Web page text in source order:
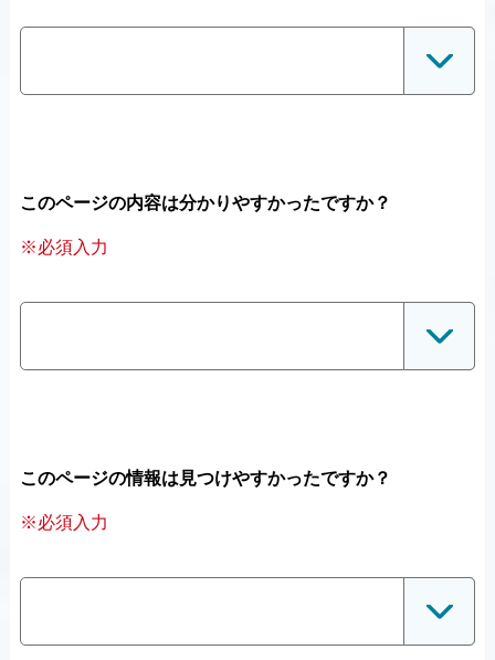
このページの内容は分かりやすかったですか？
※必須入力
このページの情報は見つけやすかったですか？
※必須入力